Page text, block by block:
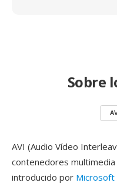
Sobre
AVI (Audio Vídeo
contenedores
introducido por Microsoft